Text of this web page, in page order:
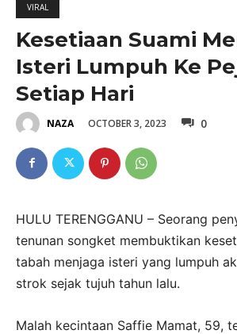
VIRAL
Kesetiaan Suami
Isteri Lumpuh Ke
Setiap Hari
NAZA OCTOBER 3, 2023 0
HULU TERENGGANU – Seorang
tenunan songket membuktikan
tabah menjaga isteri yang lumpuh
strok sejak tujuh tahun lalu.
Malah kecintaan Saffie Mamat, 59,